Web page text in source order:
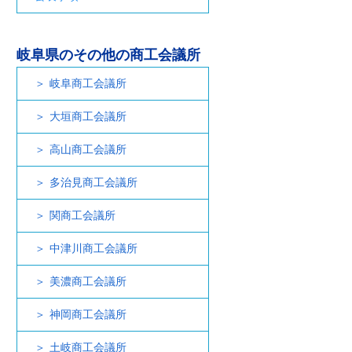
岐阜県のその他の商工会議所
岐阜商工会議所
大垣商工会議所
高山商工会議所
多治見商工会議所
関商工会議所
中津川商工会議所
美濃商工会議所
神岡商工会議所
土岐商工会議所